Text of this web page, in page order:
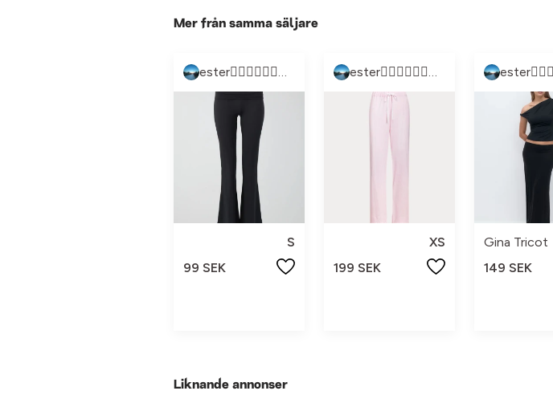
Mer från samma säljare
ester👩🏼‍❤️‍💋‍👩🏽👩🏼‍❤️‍💋‍👩🏽
S
99 SEK
ester👩🏼‍❤️‍💋‍👩🏽👩🏼‍❤️‍💋‍👩🏽
XS
199 SEK
Gina Tricot
149 SEK
Liknande annonser